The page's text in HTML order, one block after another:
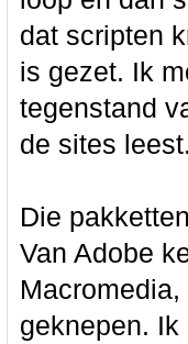
dat scripten
is gezet. Ik
tegenstand
de sites
Die
Van Adobe
geknepen.